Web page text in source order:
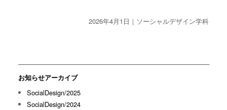
2026年4月1日｜ソーシャルデザイン学科
お知らせアーカイブ
SocialDesign/2025
SocialDesign/2024